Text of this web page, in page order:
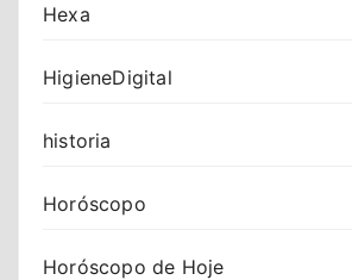
Hexa
HigieneDigital
historia
Horóscopo
Horóscopo de Hoje